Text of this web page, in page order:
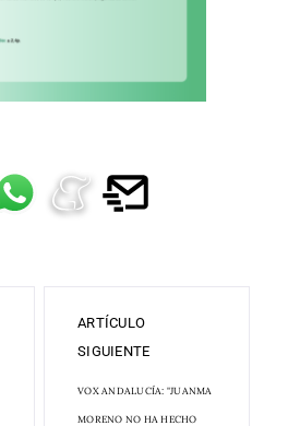
ARTÍCULO
SIGUIENTE
VOX ANDALUCÍA: "JUANMA
MORENO NO HA HECHO